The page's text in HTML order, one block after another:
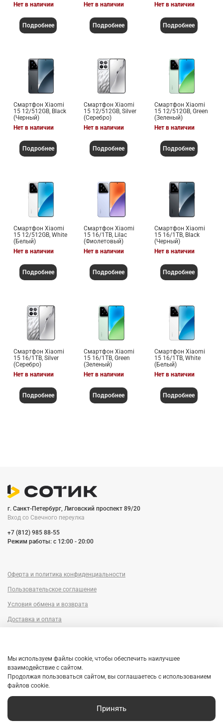
Нет в наличии
Подробнее
Нет в наличии
Подробнее
Нет в наличии
Подробнее
Смартфон Xiaomi
15 12/512GB, Black
(Черный)
Нет в наличии
Подробнее
Смартфон Xiaomi
15 12/512GB, Silver
(Серебро)
Нет в наличии
Подробнее
Смартфон Xiaomi
15 12/512GB, Green
(Зеленый)
Нет в наличии
Подробнее
Смартфон Xiaomi
15 12/512GB, White
(Белый)
Нет в наличии
Подробнее
Смартфон Xiaomi
15 16/1TB, Lilac
(Фиолетовый)
Нет в наличии
Подробнее
Смартфон Xiaomi
15 16/1TB, Black
(Черный)
Нет в наличии
Подробнее
Смартфон Xiaomi
15 16/1TB, Silver
(Серебро)
Нет в наличии
Подробнее
Смартфон Xiaomi
15 16/1TB, Green
(Зеленый)
Нет в наличии
Подробнее
Смартфон Xiaomi
15 16/1TB, White
(Белый)
Нет в наличии
Подробнее
г. Санкт-Петербург, Лиговский проспект 89/20
Вход со Cвечного переулка
+7 (812) 985 88-55
Режим работы: c 12:00 - 20:00
Оферта и политика конфиденциальности
Пользовательское соглашение
Условия обмена и возврата
Доставка и оплата
Рассрочка
Мы используем файлы cookie, чтобы обеспечить наилучшее
взаимодействие с сайтом.
Продолжая пользоваться сайтом, вы соглашаетесь с использованием
файлов cookie.
Принять